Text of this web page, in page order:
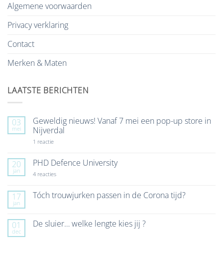
Algemene voorwaarden
Privacy verklaring
Contact
Merken & Maten
LAATSTE BERICHTEN
03
mei
Geweldig nieuws! Vanaf 7 mei een pop-up store in
Nijverdal
1 reactieop
Vanaf
7
mei
up
store
20
jan
PHD Defence University
4 reactiesop
University
17
jan
Tóch trouwjurken passen in de Corona tijd?
Tóch
01
dec
De sluier… welke lengte kies jij ?